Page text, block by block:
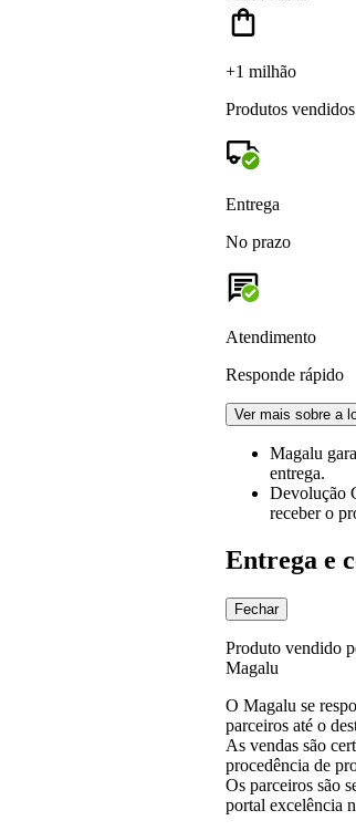
+1 milhão
Produtos vendidos
Entrega
No prazo
Atendimento
Responde rápido
Ver mais sobre a
Magalu
entrega.
Devolução
receber o
Entrega e
Fechar
Produto vendido
Magalu
O Magalu se
parceiros até o
As vendas são
procedência de
Os parceiros são
portal excelência